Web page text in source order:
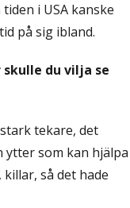
i USA kanske
på sig ibland.
du vilja se
tekare, det
ytter som kan hjälpa
så det hade